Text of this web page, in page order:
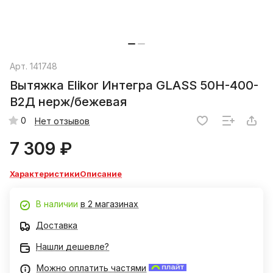
Арт. 141748
Вытяжка Elikor Интегра GLASS 50Н-400-
В2Д нерж/бежевая
0 Нет отзывов
7 309 ₽
ХарактеристикиОписание
В наличии в 2 магазинах
Доставка
Нашли дешевле?
Можно оплатить частями